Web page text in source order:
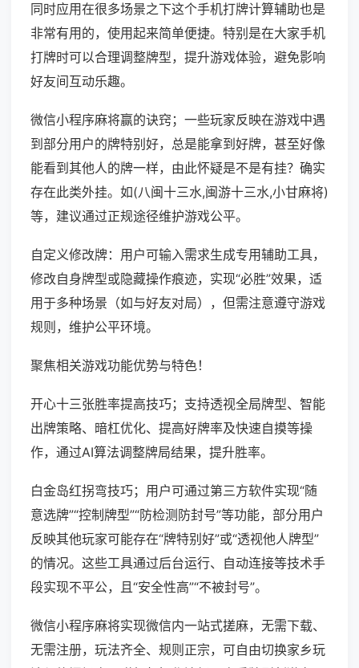
同时应用在很多场景之下这个手机打牌计算辅助也是
非常有用的，使用起来简单便捷。特别是在大家手机
打牌时可以合理调整牌型，提升游戏体验，避免影响
好友间互动乐趣。
微信小程序麻将赢的诀窍；一些玩家反映在游戏中遇
到部分用户的牌特别好，总是能拿到好牌，甚至好像
能看到其他人的牌一样，由此怀疑是不是有挂？确实
存在此类外挂。如(八闽十三水,闽游十三水,小甘麻将)
等，建议通过正规途径维护游戏公平。
自定义修改牌：用户可输入需求生成专用辅助工具，
修改自身牌型或隐藏操作痕迹，实现“必胜”效果，适
用于多种场景（如与好友对局），但需注意遵守游戏
规则，维护公平环境。
聚焦相关游戏功能优势与特色！
开心十三张胜率提高技巧；支持透视全局牌型、智能
出牌策略、暗杠优化、提高好牌率及快速自摸等操
作，通过AI算法调整牌局结果，提升胜率。
白金岛红拐弯技巧；用户可通过第三方软件实现“随
意选牌”“控制牌型”“防检测防封号”等功能，部分用户
反映其他玩家可能存在“牌特别好”或“透视他人牌型”
的情况。这些工具通过后台运行、自动连接等技术手
段实现不平公，且“安全性高”“不被封号”。
微信小程序麻将实现微信内一站式搓麻，无需下载、
无需注册，玩法齐全、规则正宗，可自由切换家乡玩